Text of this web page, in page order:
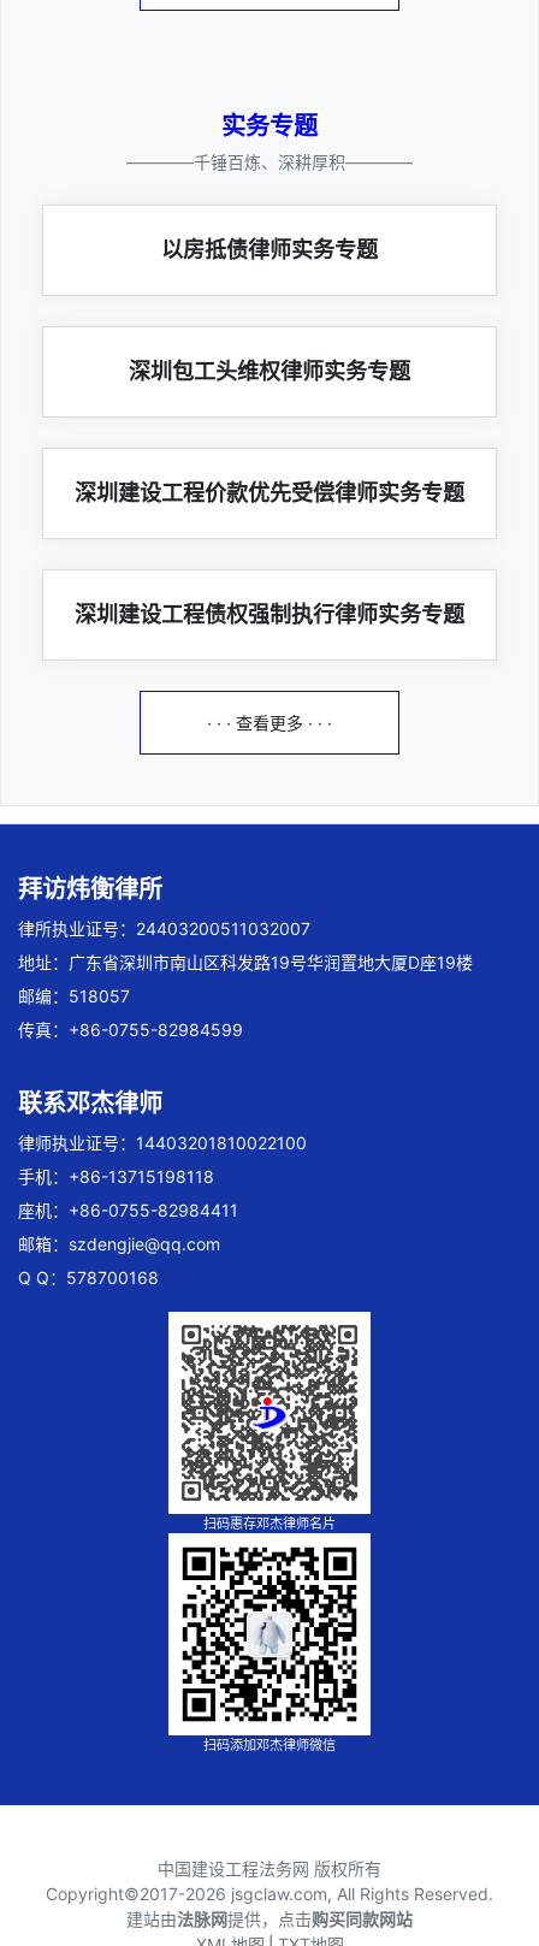
实务专题
————千锤百炼、深耕厚积————
以房抵债律师实务专题
深圳包工头维权律师实务专题
深圳建设工程价款优先受偿律师实务专题
深圳建设工程债权强制执行律师实务专题
· · · 查看更多 · · ·
拜访炜衡律所
律所执业证号：24403200511032007
地址：广东省深圳市南山区科发路19号华润置地大厦D座19楼
邮编：518057
传真：+86-0755-82984599
联系邓杰律师
律师执业证号：14403201810022100
手机：+86-13715198118
座机：+86-0755-82984411
邮箱： szdengjie@qq.com
Q Q：578700168
扫码惠存邓杰律师名片
扫码添加邓杰律师微信
中国建设工程法务网 版权所有
Copyright©2017-2026 jsgclaw.com, All Rights Reserved.
建站由法脉网提供，点击购买同款网站